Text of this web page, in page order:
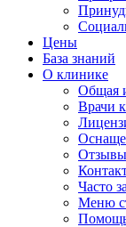
Цены
База знаний
О клинике
Общая
Врачи
Часто
Меню